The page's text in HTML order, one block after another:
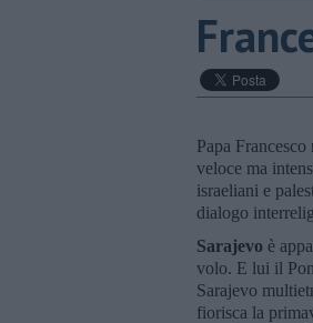
Papa
veloce ma
israeliani e
dialogo
Sarajevo è
volo. E lui il
Sarajevo
fiorisca la